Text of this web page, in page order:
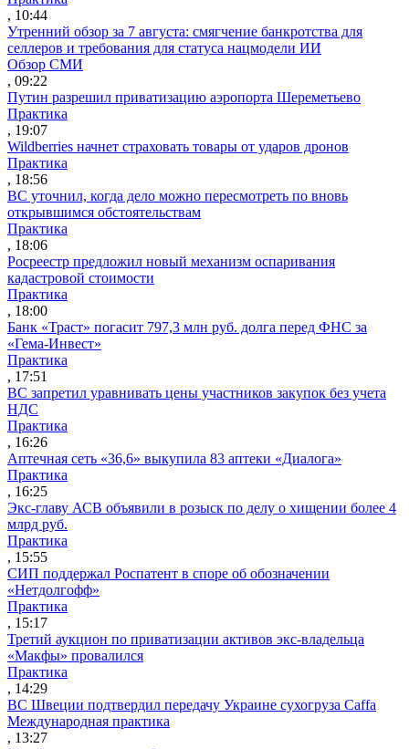
, 10:44
Утренний обзор за 7 августа: смягчение банкротства для
селлеров и требования для статуса нацмодели ИИ
Обзор СМИ
, 09:22
Путин разрешил приватизацию аэропорта Шереметьево
Практика
, 19:07
Wildberries начнет страховать товары от ударов дронов
Практика
, 18:56
ВС уточнил, когда дело можно пересмотреть по вновь
открывшимся обстоятельствам
Практика
, 18:06
Росреестр предложил новый механизм оспаривания
кадастровой стоимости
Практика
, 18:00
Банк «Траст» погасит 797,3 млн руб. долга перед ФНС за
«Гема-Инвест»
Практика
, 17:51
ВС запретил уравнивать цены участников закупок без учета
НДС
Практика
, 16:26
Аптечная сеть «36,6» выкупила 83 аптеки «Диалога»
Практика
, 16:25
Экс-главу АСВ объявили в розыск по делу о хищении более 4
млрд руб.
Практика
, 15:55
СИП поддержал Роспатент в споре об обозначении
«Нетдолгофф»
Практика
, 15:17
Третий аукцион по приватизации активов экс-владельца
«Макфы» провалился
Практика
, 14:29
ВС Швеции подтвердил передачу Украине сухогруза Caffa
Международная практика
, 13:27